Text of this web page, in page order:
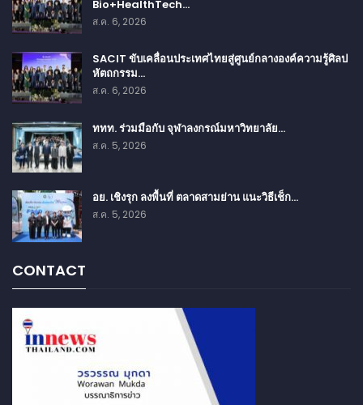
Bio+HealthTech…
ส.ค. 6, 2026
SACIT ขับเคลื่อนประเทศไทยสู่ศูนย์กลางองค์ความรู้ศิลป
หัตถกรรม…
ส.ค. 6, 2026
ททท. ร่วมมือกับ จุฬาลงกรณ์มหาวิทยาลัย…
ส.ค. 5, 2026
อย. เชิงรุก ลงพื้นที่ ตลาดสามย่าน แนะวิธีเช็ก…
ส.ค. 5, 2026
CONTACT